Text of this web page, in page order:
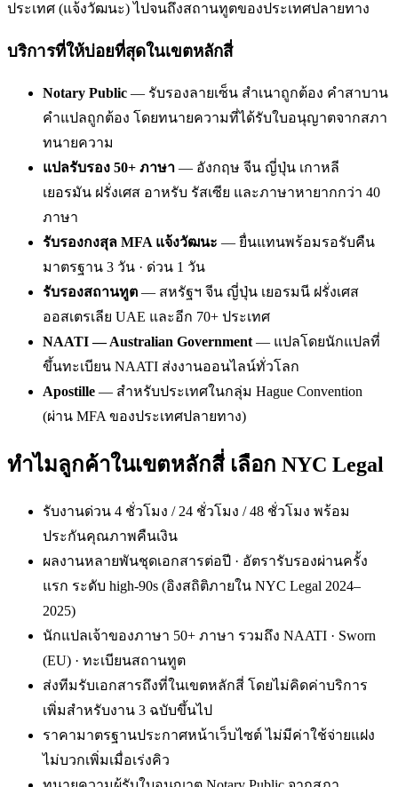
ประเทศ (แจ้งวัฒนะ) ไปจนถึงสถานทูตของประเทศปลายทาง
บริการที่ให้บ่อยที่สุดในเขตหลักสี่
Notary Public — รับรองลายเซ็น สำเนาถูกต้อง คำสาบาน
คำแปลถูกต้อง โดยทนายความที่ได้รับใบอนุญาตจากสภา
ทนายความ
แปลรับรอง 50+ ภาษา — อังกฤษ จีน ญี่ปุ่น เกาหลี
เยอรมัน ฝรั่งเศส อาหรับ รัสเซีย และภาษาหายากกว่า 40
ภาษา
รับรองกงสุล MFA แจ้งวัฒนะ — ยื่นแทนพร้อมรอรับคืน
มาตรฐาน 3 วัน · ด่วน 1 วัน
รับรองสถานทูต — สหรัฐฯ จีน ญี่ปุ่น เยอรมนี ฝรั่งเศส
ออสเตรเลีย UAE และอีก 70+ ประเทศ
NAATI — Australian Government — แปลโดยนักแปลที่
ขึ้นทะเบียน NAATI ส่งงานออนไลน์ทั่วโลก
Apostille — สำหรับประเทศในกลุ่ม Hague Convention
(ผ่าน MFA ของประเทศปลายทาง)
ทำไมลูกค้าในเขตหลักสี่ เลือก NYC Legal
รับงานด่วน 4 ชั่วโมง / 24 ชั่วโมง / 48 ชั่วโมง พร้อม
ประกันคุณภาพคืนเงิน
ผลงานหลายพันชุดเอกสารต่อปี · อัตรารับรองผ่านครั้ง
แรก ระดับ high-90s (อิงสถิติภายใน NYC Legal 2024–
2025)
นักแปลเจ้าของภาษา 50+ ภาษา รวมถึง NAATI · Sworn
(EU) · ทะเบียนสถานทูต
ส่งทีมรับเอกสารถึงที่ในเขตหลักสี่ โดยไม่คิดค่าบริการ
เพิ่มสำหรับงาน 3 ฉบับขึ้นไป
ราคามาตรฐานประกาศหน้าเว็บไซต์ ไม่มีค่าใช้จ่ายแฝง
ไม่บวกเพิ่มเมื่อเร่งคิว